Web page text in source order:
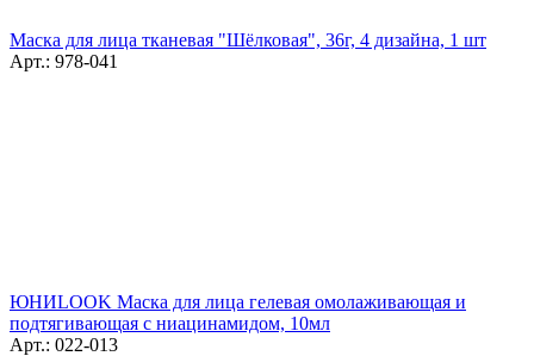
Маска для лица тканевая "Шёлковая", 36г, 4 дизайна, 1 шт
Арт.: 978-041
ЮНИLOOK Маска для лица гелевая омолаживающая и
подтягивающая с ниацинамидом, 10мл
Арт.: 022-013